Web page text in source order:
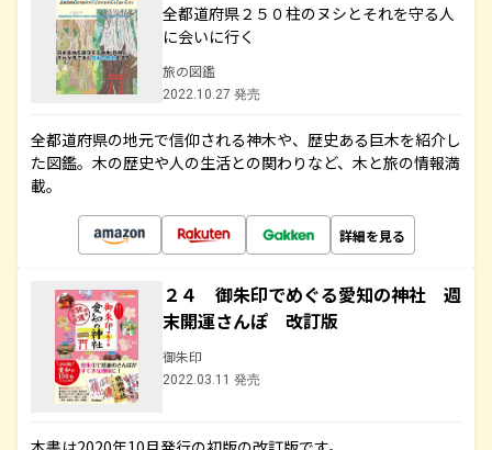
全都道府県２５０柱のヌシとそれを守る人
に会いに行く
旅の図鑑
2022.10.27 発売
全都道府県の地元で信仰される神木や、歴史ある巨木を紹介し
た図鑑。木の歴史や人の生活との関わりなど、木と旅の情報満
載。
詳細を見る
２４ 御朱印でめぐる愛知の神社 週
末開運さんぽ 改訂版
御朱印
2022.03.11 発売